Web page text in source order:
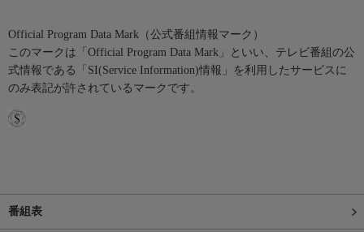
Official Program Data Mark（公式番組情報マーク）
このマークは「Official Program Data Mark」といい、テレビ番組の公
式情報である「SI(Service Information)情報」を利用したサービスに
のみ表記が許されているマークです。
番組表